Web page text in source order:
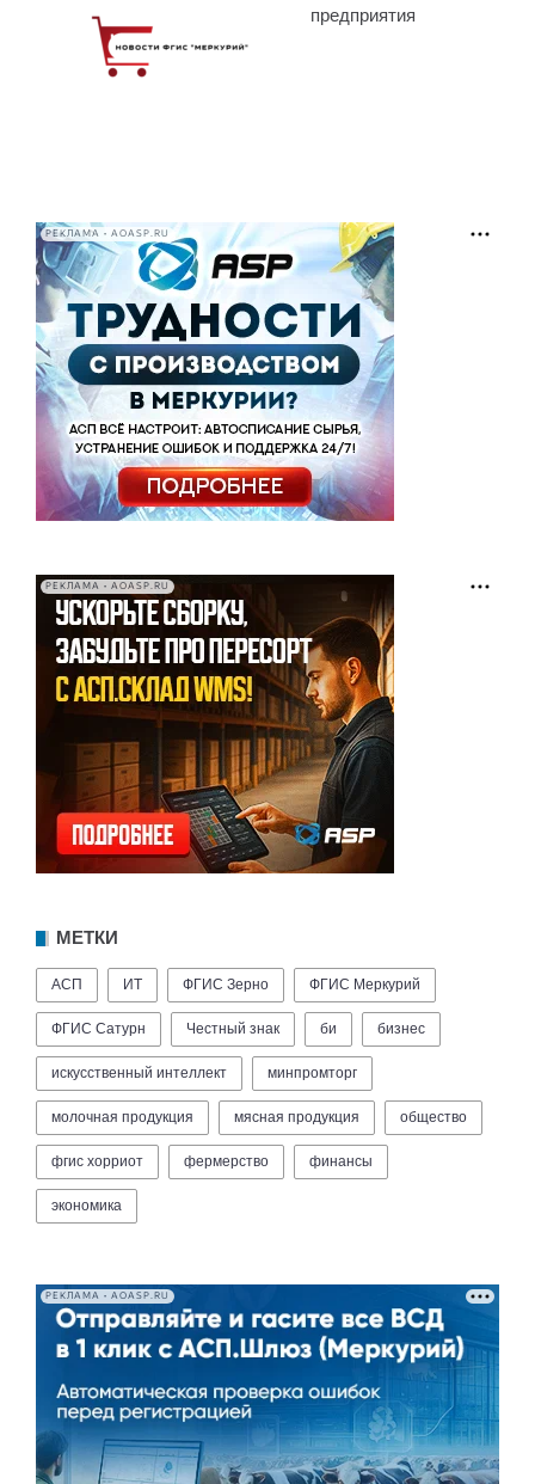
предприятия
РЕКЛАМА • AOASP.RU
РЕКЛАМА • AOASP.RU
МЕТКИ
АСП ИТ ФГИС Зерно ФГИС Меркурий
ФГИС Сатурн Честный знак би бизнес
искусственный интеллект минпромторг
молочная продукция мясная продукция общество
фгис хорриот фермерство финансы
экономика
РЕКЛАМА • AOASP.RU